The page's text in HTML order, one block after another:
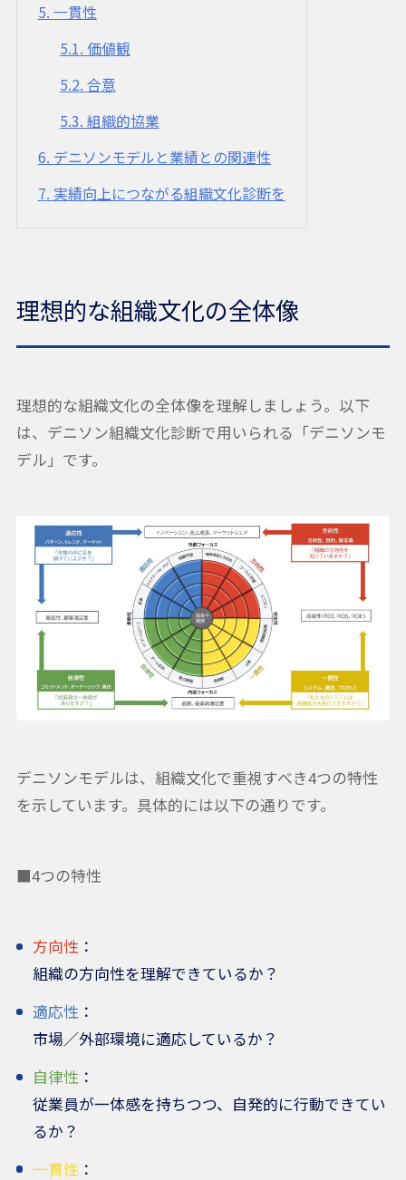
5 一貫性
5.1 価値観
5.2 合意
5.3 組織的協業
6 デニソンモデルと業績との関連性
7 実績向上につながる組織文化診断を
理想的な組織文化の全体像
理想的な組織文化の全体像を理解しましょう。以下
は、デニソン組織文化診断で用いられる「デニソンモ
デル」です。
デニソンモデルは、組織文化で重視すべき4つの特性
を示しています。具体的には以下の通りです。
■4つの特性
方向性 ：
組織の方向性を理解できているか？
適応性 ：
市場／外部環境に適応しているか？
自律性 ：
従業員が一体感を持ちつつ、自発的に行動できてい
るか？
一貫性 ：